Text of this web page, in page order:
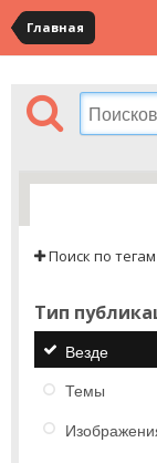
Главная
Поиск по тегам
Тип
Везде
Темы